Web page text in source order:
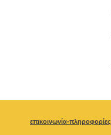
επικοινωνία-πληροφορίες